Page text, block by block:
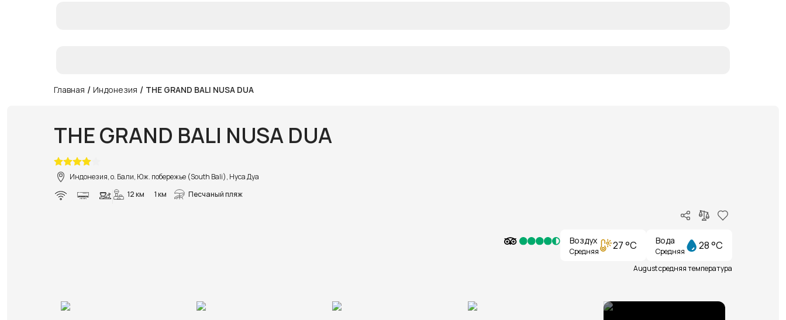
Главная / Индонезия / THE GRAND BALI NUSA DUA
THE GRAND BALI NUSA DUA
Индонезия, о. Бали, Юж. побережье (South Bali), Нуса Дуа
12 км
1 км Песчаный пляж
Воздух
Средняя 27 °C Вода
Средняя 28 °C
August средняя температура